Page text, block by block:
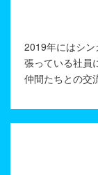
2019年にはシ
張っている社員
仲間たちとの交